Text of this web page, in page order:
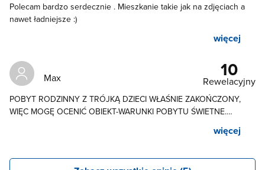
Polecam bardzo serdecznie . Mieszkanie takie jak na zdjęciach a
nawet ładniejsze :)
więcej
Max 10
Rewelacyjny
POBYT RODZINNY Z TRÓJKĄ DZIECI WŁAŚNIE ZAKOŃCZONY,
WIĘC MOGĘ OCENIĆ OBIEKT-WARUNKI POBYTU ŚWIETNE.
JAK WE WŁASNYM DOMU- JEST ZMYWARKA, PRALKA, WIFI,
STANDARD BARDZO DOBREGO HOTELU W CENIE PENSJONATU.
więcej